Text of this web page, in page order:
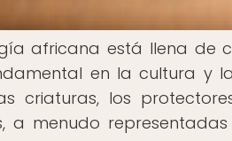
africana está llena de
en la cultura y
criaturas, los
a menudo